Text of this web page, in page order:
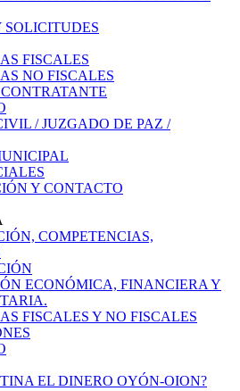
SOLICITUDES
FISCALES
NO FISCALES
/ JUZGADO DE PAZ /
Y CONTACTO
COMPETENCIAS,
ECONÓMICA, FINANCIERA Y
FISCALES Y NO FISCALES
EL DINERO OYÓN-OION?